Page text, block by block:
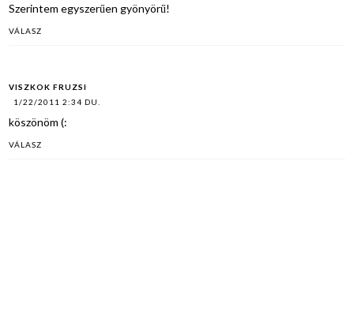
Szerintem egyszerűen gyönyörű!
VÁLASZ
VISZKOK FRUZSI
1/22/2011 2:34 DU.
köszönöm (:
VÁLASZ